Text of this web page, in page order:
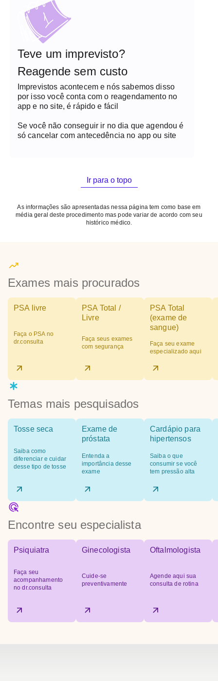
Teve um imprevisto?
Reagende sem custo
Imprevistos acontecem e nós sabemos disso
por isso você conta com o reagendamento no
app e no site, é rápido e fácil
Se você não conseguir ir no dia que agendou é
só cancelar com antecedência no app ou site
Ir para o topo
As informações são apresentadas nessa página tem como base em
média geral deste procedimento mas pode variar de acordo com seu
histórico médico.
Exames mais procurados
PSA livre
Faça o PSA no
dr.consulta
PSA Total /
Livre
Faça seus exames
com segurança
PSA Total
(exame de
sangue)
Faça seu exame
especializado aqui
Temas mais pesquisados
Tosse seca
Saiba como
diferenciar e cuidar
desse tipo de tosse
Exame de
próstata
Entenda a
importância desse
exame
Cardápio para
hipertensos
Saiba o que
consumir se você
tem pressão alta
Encontre seu especialista
Psiquiatra
Faça seu
acompanhamento
no dr.consulta
Ginecologista
Cuide-se
preventivamente
Oftalmologista
Agende aqui sua
consulta de rotina